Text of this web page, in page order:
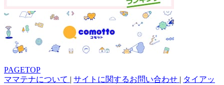
PAGETOP
ママテナについて | サイトに関するお問い合わせ | タイアッ